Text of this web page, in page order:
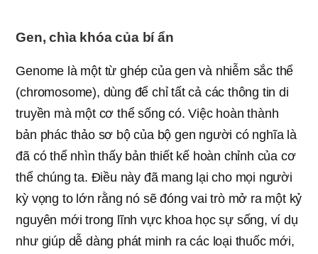
Gen, chìa khóa của bí ẩn
Genome là một từ ghép của gen và nhiễm sắc thể
(chromosome), dùng để chỉ tất cả các thông tin di
truyền mà một cơ thể sống có. Việc hoàn thành
bản phác thảo sơ bộ của bộ gen người có nghĩa là
đã có thể nhìn thấy bản thiết kế hoàn chỉnh của cơ
thể chúng ta. Điều này đã mang lại cho mọi người
kỳ vọng to lớn rằng nó sẽ đóng vai trò mở ra một kỷ
nguyên mới trong lĩnh vực khoa học sự sống, ví dụ
như giúp dễ dàng phát minh ra các loại thuốc mới,